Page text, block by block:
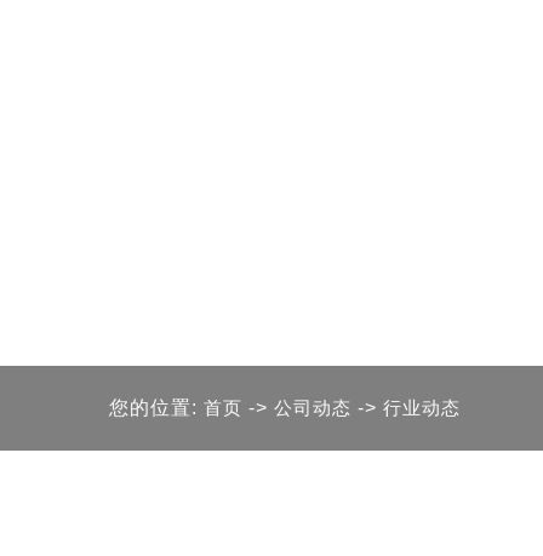
您的位置: 首页 -> 公司动态 -> 行业动态